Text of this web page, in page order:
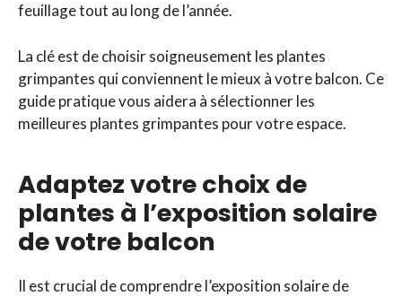
feuillage tout au long de l’année.
La clé est de choisir soigneusement les plantes
grimpantes qui conviennent le mieux à votre balcon. Ce
guide pratique vous aidera à sélectionner les
meilleures plantes grimpantes pour votre espace.
Adaptez votre choix de
plantes à l’exposition solaire
de votre balcon
Il est crucial de comprendre l’exposition solaire de